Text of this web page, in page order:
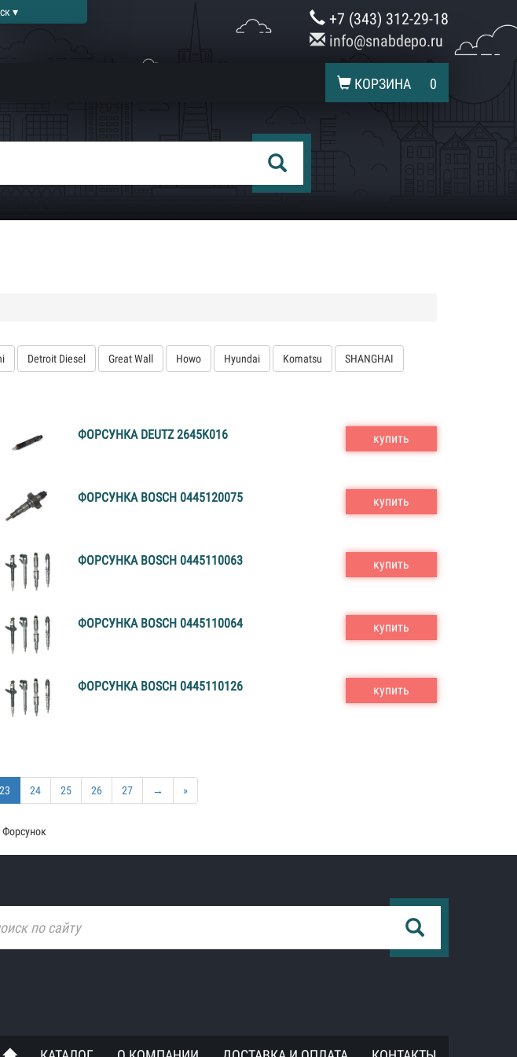
▾
+7 (343) 312-29-18
info@snabdepo.ru
КОРЗИНА 0
Detroit Diesel Great Wall Howo Hyundai Komatsu SHANGHAI
ФОРСУНКА DEUTZ 2645K016 купить
ФОРСУНКА BOSCH 0445120075 купить
ФОРСУНКА BOSCH 0445110063 купить
ФОРСУНКА BOSCH 0445110064 купить
ФОРСУНКА BOSCH 0445110126 купить
23 24 25 26 27 → »